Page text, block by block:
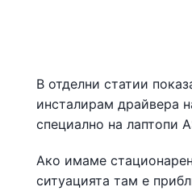
В отделни статии
инсталирам драйвера
специално на лаптопи
Ако имаме
ситуацията там е